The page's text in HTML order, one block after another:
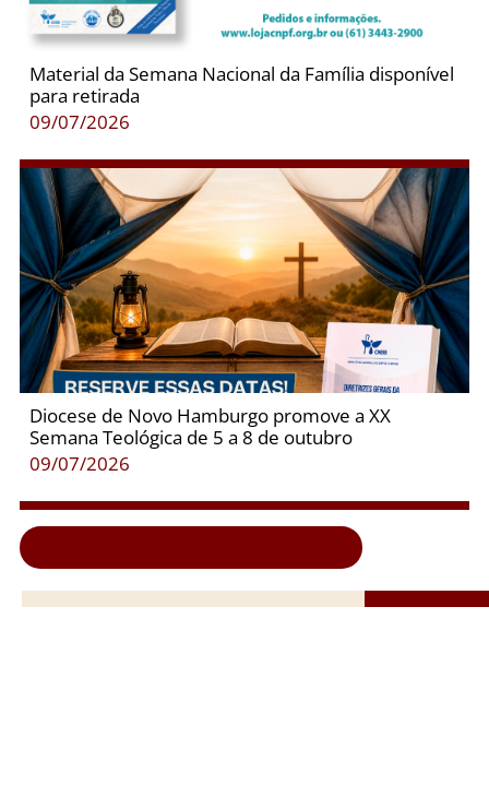
Material da Semana Nacional da Família disponível
para retirada
09/07/2026
Diocese de Novo Hamburgo promove a XX
Semana Teológica de 5 a 8 de outubro
09/07/2026